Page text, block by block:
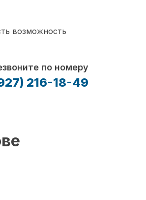
возможность
по номеру
216-18-49